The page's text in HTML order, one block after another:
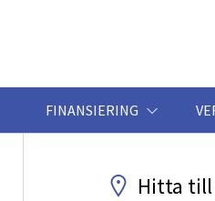
FINANSIERING
Hitta till